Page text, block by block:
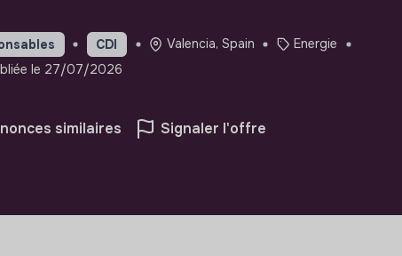
CDI Valencia, Spain
Energie
le 27/07/2026
similaires Signaler l'offre